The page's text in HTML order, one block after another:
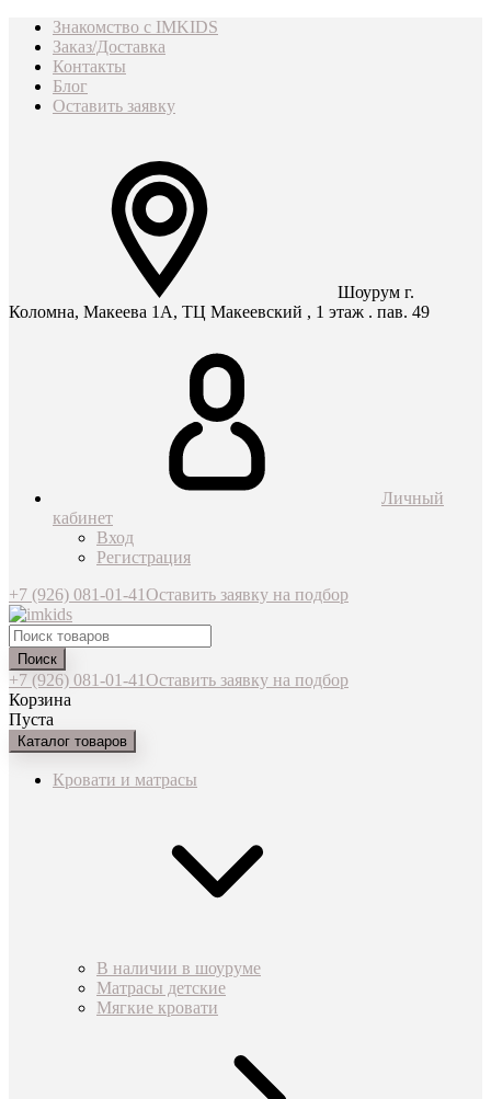
Знакомство с IMKIDS
Заказ/Доставка
Контакты
Блог
Оставить заявку
Шоурум г.
Коломна, Макеева 1А, ТЦ Макеевский , 1 этаж . пав. 49
Личный
кабинет
Вход
Регистрация
+7 (926) 081-01-41Оставить заявку на подбор
Поиск
+7 (926) 081-01-41Оставить заявку на подбор
Корзина
Пуста
Каталог товаров
Кровати и матрасы
В наличии в шоуруме
Матрасы детские
Мягкие кровати